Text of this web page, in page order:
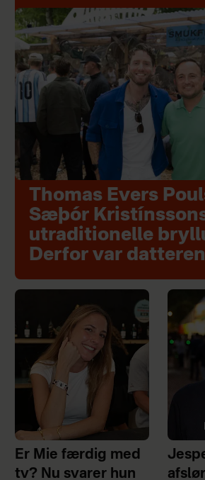
Thomas Evers
Sæþór
utraditionelle
Derfor var
Er Mie færdig med
tv? Nu svarer hun